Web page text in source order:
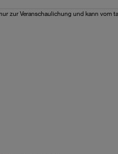
zur Veranschaulichung und kann vom